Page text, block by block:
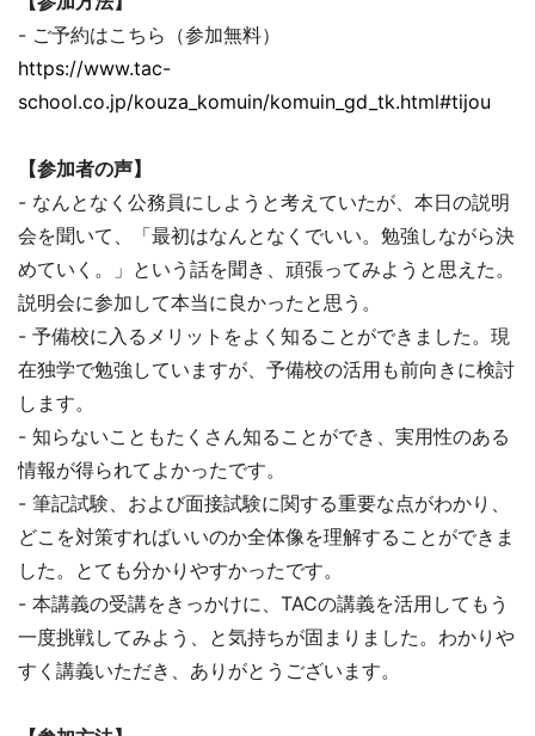
- ご予約はこちら（参加無料）
https://www.tac-
school.co.jp/kouza_komuin/komuin_gd_tk.html#tijou
【参加者の声】
- なんとなく公務員にしようと考えていたが、本日の説明
会を聞いて、「最初はなんとなくでいい。勉強しながら決
めていく。」という話を聞き、頑張ってみようと思えた。
説明会に参加して本当に良かったと思う。
- 予備校に入るメリットをよく知ることができました。現
在独学で勉強していますが、予備校の活用も前向きに検討
します。
- 知らないこともたくさん知ることができ、実用性のある
情報が得られてよかったです。
- 筆記試験、および面接試験に関する重要な点がわかり、
どこを対策すればいいのか全体像を理解することができま
した。とても分かりやすかったです。
- 本講義の受講をきっかけに、TACの講義を活用してもう
一度挑戦してみよう、と気持ちが固まりました。わかりや
すく講義いただき、ありがとうございます。